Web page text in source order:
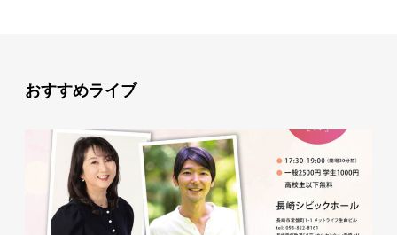
おすすめライブ